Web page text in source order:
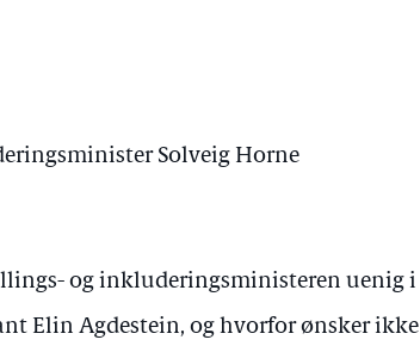
Solveig Horne
og inkluderingsministeren uenig i
Elin Agdestein, og hvorfor ønsker ikke